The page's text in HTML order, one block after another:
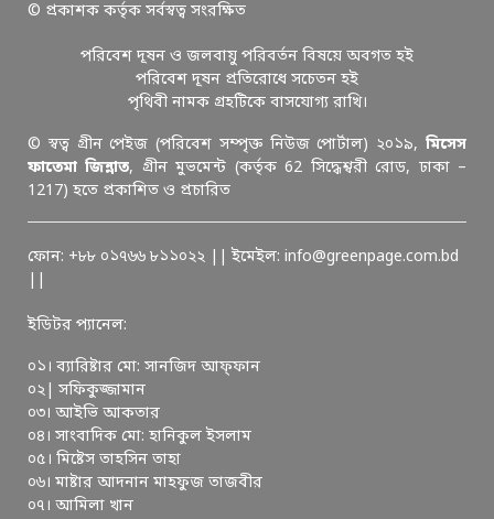
© প্রকাশক কর্তৃক সর্বস্বত্ব সংরক্ষিত
পরিবেশ দূষন ও জলবায়ু পরিবর্তন বিষয়ে অবগত হই
পরিবেশ দূষন প্রতিরোধে সচেতন হই
পৃথিবী নামক গ্রহটিকে বাসযোগ্য রাখি।
© স্বত্ব গ্রীন পেইজ (পরিবেশ সম্পৃক্ত নিউজ পোর্টাল) ২০১৯, মিসেস
ফাতেমা জিন্নাত, গ্রীন মুভমেন্ট (কর্তৃক 62 সিদ্ধেশ্বরী রোড, ঢাকা –
1217) হতে প্রকাশিত ও প্রচারিত
ফোন: +৮৮ ০১৭৬৬ ৮১১০২২ || ইমেইল: info@greenpage.com.bd
ইডিটর প্যানেল:
০১। ব্যারিষ্টার মো: সানজিদ আফ্ফান
০২| সফিকুজ্জামান
০৩। আইভি আকতার
০৪। সাংবাদিক মো: হানিকুল ইসলাম
০৫। মিষ্টেস তাহসিন তাহা
০৬। মাষ্টার আদনান মাহফুজ তাজবীর
০৭। আমিলা খান